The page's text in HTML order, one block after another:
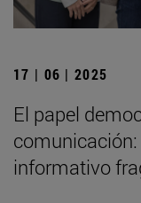
17 | 06 | 2025
El papel
informativo